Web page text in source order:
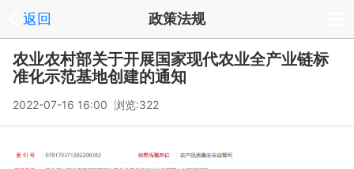
返回 政策法规
农业农村部关于开展国家现代农业全产业链标
准化示范基地创建的通知
2022-07-16 16:00 浏览:322